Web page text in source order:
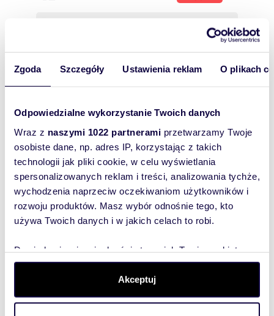
Zgoda Szczegóły Ustawienia reklam O plikach
Odpowiedzialne wykorzystanie Twoich danych
Wraz z naszymi 1022 partnerami przetwarzamy Twoje
osobiste dane, np. adres IP, korzystając z takich
technologii jak pliki cookie, w celu wyświetlania
spersonalizowanych reklam i treści, analizowania tychże,
wychodzenia naprzeciw oczekiwaniom użytkowników i
rozwoju produktów. Masz wybór odnośnie tego, kto
używa Twoich danych i w jakich celach to robi.
Dowiedz się więcej odnośnie tego, jak Twoje osobiste
dane są przetwarzane oraz ustaw własne preferencje w
. W Deklaracji plików cookie możesz
zmienić lub wycofać swoją zgodę w dowolnej chwili.
Akceptuj
Zapytaj
3 35,97 m
Zapytaj
o cenę
45,85 m
Zapytaj
o cenę
4 2 35,77 m 2
Zapytaj
o cenę
Zapytaj
5 2 35,78 m2
Zapytaj
45,85 m
o cenę